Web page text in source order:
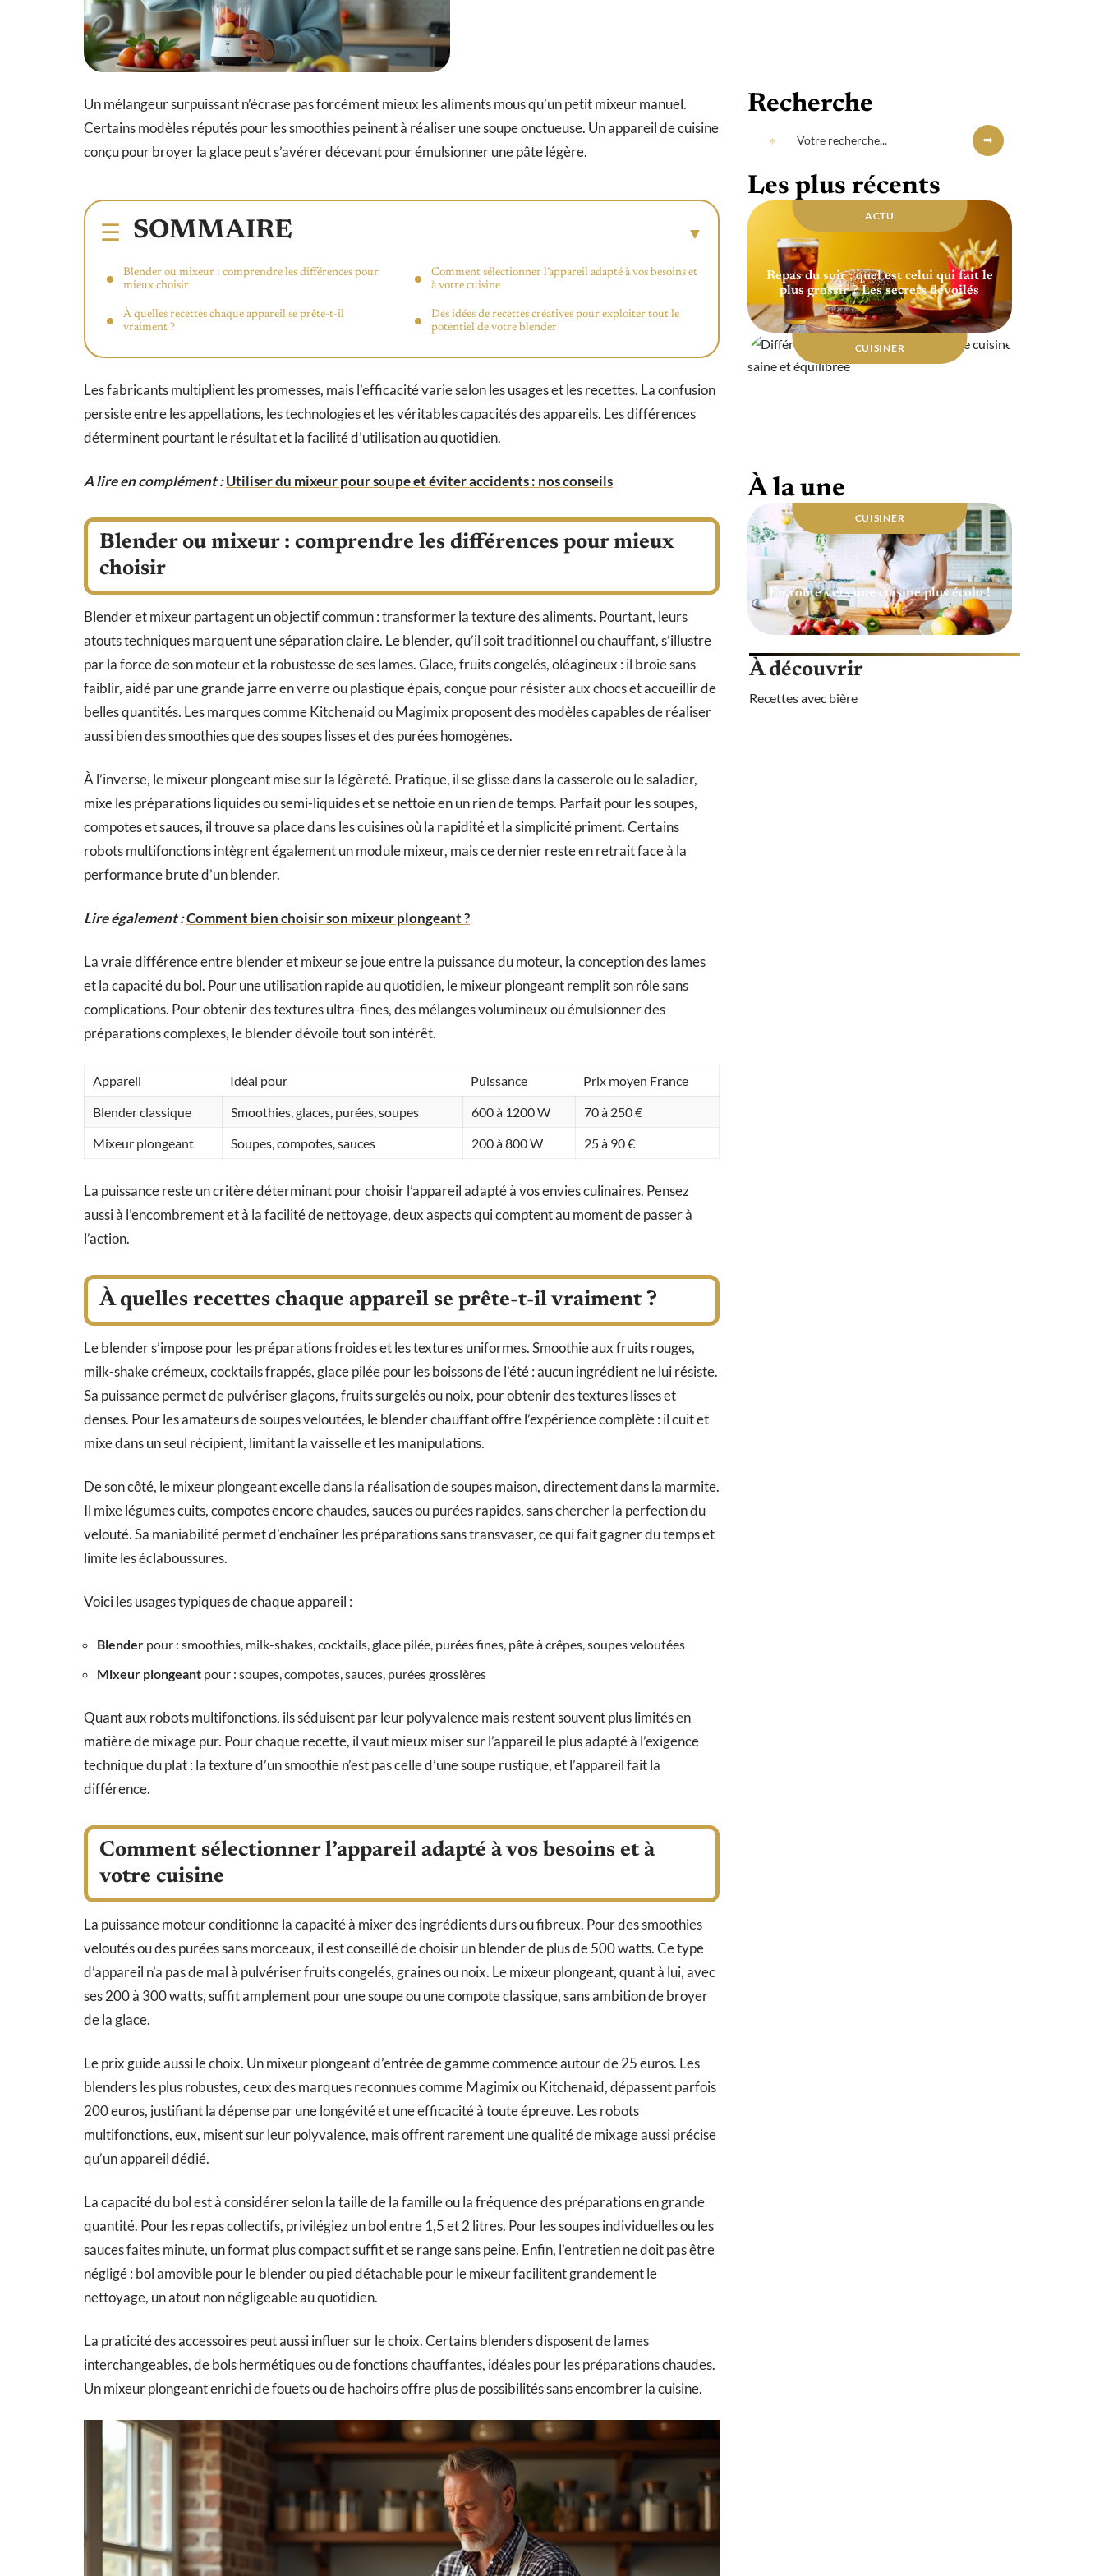
Un mélangeur surpuissant n’écrase pas forcément mieux les aliments mous qu’un petit mixeur manuel.
Certains modèles réputés pour les smoothies peinent à réaliser une soupe onctueuse. Un appareil de cuisine
conçu pour broyer la glace peut s’avérer décevant pour émulsionner une pâte légère.
SOMMAIRE
Blender ou mixeur : comprendre les différences pour
mieux choisir
À quelles recettes chaque appareil se prête-t-il
vraiment ?
Comment sélectionner l’appareil adapté à vos besoins et
à votre cuisine
Des idées de recettes créatives pour exploiter tout le
potentiel de votre blender
Les fabricants multiplient les promesses, mais l’efficacité varie selon les usages et les recettes. La confusion
persiste entre les appellations, les technologies et les véritables capacités des appareils. Les différences
déterminent pourtant le résultat et la facilité d’utilisation au quotidien.
A lire en complément :Utiliser du mixeur pour soupe et éviter accidents : nos conseils
Blender ou mixeur : comprendre les différences pour mieux
choisir
Blender et mixeur partagent un objectif commun : transformer la texture des aliments. Pourtant, leurs
atouts techniques marquent une séparation claire. Le blender, qu’il soit traditionnel ou chauffant, s’illustre
par la force de son moteur et la robustesse de ses lames. Glace, fruits congelés, oléagineux : il broie sans
faiblir, aidé par une grande jarre en verre ou plastique épais, conçue pour résister aux chocs et accueillir de
belles quantités. Les marques comme Kitchenaid ou Magimix proposent des modèles capables de réaliser
aussi bien des smoothies que des soupes lisses et des purées homogènes.
À l’inverse, le mixeur plongeant mise sur la légèreté. Pratique, il se glisse dans la casserole ou le saladier,
mixe les préparations liquides ou semi-liquides et se nettoie en un rien de temps. Parfait pour les soupes,
compotes et sauces, il trouve sa place dans les cuisines où la rapidité et la simplicité priment. Certains
robots multifonctions intègrent également un module mixeur, mais ce dernier reste en retrait face à la
performance brute d’un blender.
Lire également :Comment bien choisir son mixeur plongeant ?
La vraie différence entre blender et mixeur se joue entre la puissance du moteur, la conception des lames
et la capacité du bol. Pour une utilisation rapide au quotidien, le mixeur plongeant remplit son rôle sans
complications. Pour obtenir des textures ultra-fines, des mélanges volumineux ou émulsionner des
préparations complexes, le blender dévoile tout son intérêt.
Appareil Idéal pour Puissance
Prix moyen France
Blender classique
Smoothies, glaces, purées, soupes 600 à 1200 W
70 à 250 €
Mixeur plongeant
Soupes, compotes, sauces 200 à 800 W 25 à 90 €
La puissance reste un critère déterminant pour choisir l’appareil adapté à vos envies culinaires. Pensez
aussi à l’encombrement et à la facilité de nettoyage, deux aspects qui comptent au moment de passer à
l’action.
À quelles recettes chaque appareil se prête-t-il vraiment ?
Le blender s’impose pour les préparations froides et les textures uniformes. Smoothie aux fruits rouges,
milk-shake crémeux, cocktails frappés, glace pilée pour les boissons de l’été : aucun ingrédient ne lui résiste.
Sa puissance permet de pulvériser glaçons, fruits surgelés ou noix, pour obtenir des textures lisses et
denses. Pour les amateurs de soupes veloutées, le blender chauffant offre l’expérience complète : il cuit et
mixe dans un seul récipient, limitant la vaisselle et les manipulations.
De son côté, le mixeur plongeant excelle dans la réalisation de soupes maison, directement dans la marmite.
Il mixe légumes cuits, compotes encore chaudes, sauces ou purées rapides, sans chercher la perfection du
velouté. Sa maniabilité permet d’enchaîner les préparations sans transvaser, ce qui fait gagner du temps et
limite les éclaboussures.
Voici les usages typiques de chaque appareil :
Blender pour : smoothies, milk-shakes, cocktails, glace pilée, purées fines, pâte à crêpes, soupes veloutées
Mixeur plongeant pour : soupes, compotes, sauces, purées grossières
Quant aux robots multifonctions, ils séduisent par leur polyvalence mais restent souvent plus limités en
matière de mixage pur. Pour chaque recette, il vaut mieux miser sur l’appareil le plus adapté à l’exigence
technique du plat : la texture d’un smoothie n’est pas celle d’une soupe rustique, et l’appareil fait la
différence.
Comment sélectionner l’appareil adapté à vos besoins et à
votre cuisine
La puissance moteur conditionne la capacité à mixer des ingrédients durs ou fibreux. Pour des smoothies
veloutés ou des purées sans morceaux, il est conseillé de choisir un blender de plus de 500 watts. Ce type
d’appareil n’a pas de mal à pulvériser fruits congelés, graines ou noix. Le mixeur plongeant, quant à lui, avec
ses 200 à 300 watts, suffit amplement pour une soupe ou une compote classique, sans ambition de broyer
de la glace.
Le prix guide aussi le choix. Un mixeur plongeant d’entrée de gamme commence autour de 25 euros. Les
blenders les plus robustes, ceux des marques reconnues comme Magimix ou Kitchenaid, dépassent parfois
200 euros, justifiant la dépense par une longévité et une efficacité à toute épreuve. Les robots
multifonctions, eux, misent sur leur polyvalence, mais offrent rarement une qualité de mixage aussi précise
qu’un appareil dédié.
La capacité du bol est à considérer selon la taille de la famille ou la fréquence des préparations en grande
quantité. Pour les repas collectifs, privilégiez un bol entre 1,5 et 2 litres. Pour les soupes individuelles ou les
sauces faites minute, un format plus compact suffit et se range sans peine. Enfin, l’entretien ne doit pas être
négligé : bol amovible pour le blender ou pied détachable pour le mixeur facilitent grandement le
nettoyage, un atout non négligeable au quotidien.
La praticité des accessoires peut aussi influer sur le choix. Certains blenders disposent de lames
interchangeables, de bols hermétiques ou de fonctions chauffantes, idéales pour les préparations chaudes.
Un mixeur plongeant enrichi de fouets ou de hachoirs offre plus de possibilités sans encombrer la cuisine.
Recherche
Les plus récents
ACTU
Repas du soir : quel est celui qui fait le
plus grossir ? Les secrets dévoilés
CUISINER
À la une
CUISINER
En route vers une cuisine plus écolo !
À découvrir
Recettes avec bière